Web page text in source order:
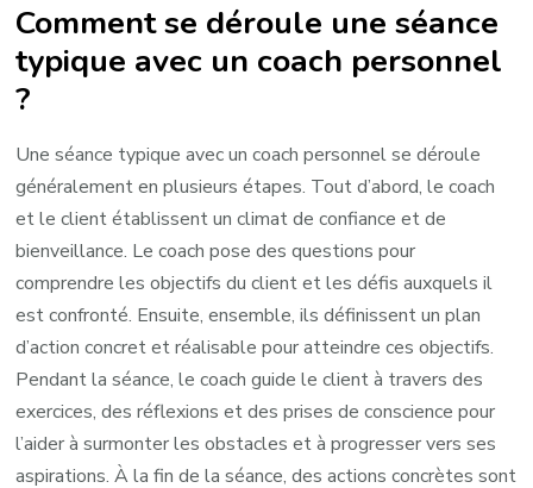
Comment se déroule une séance
typique avec un coach personnel
?
Une séance typique avec un coach personnel se déroule
généralement en plusieurs étapes. Tout d’abord, le coach
et le client établissent un climat de confiance et de
bienveillance. Le coach pose des questions pour
comprendre les objectifs du client et les défis auxquels il
est confronté. Ensuite, ensemble, ils définissent un plan
d’action concret et réalisable pour atteindre ces objectifs.
Pendant la séance, le coach guide le client à travers des
exercices, des réflexions et des prises de conscience pour
l’aider à surmonter les obstacles et à progresser vers ses
aspirations. À la fin de la séance, des actions concrètes sont